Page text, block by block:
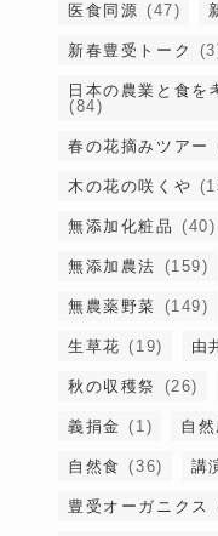
医食同源 (47)
新春豊受トーク
日本の農業と食を
(84)
春の花摘みツアー
木の花の咲くや
無添加化粧品 (40)
無添加農法 (159)
無農薬野菜 (149)
生草花 (19) 由
秋の収穫祭 (26)
義捐金 (1) 自
自然食 (36) 講
豊受オーガニクス